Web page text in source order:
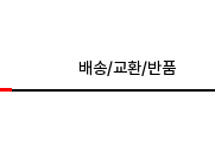
배송/교환/반품